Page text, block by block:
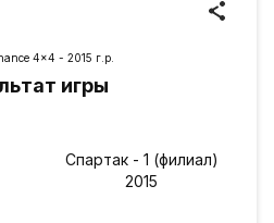
4x4 - 2015 г.р.
игры
Спартак - 1 (филиал)
2015